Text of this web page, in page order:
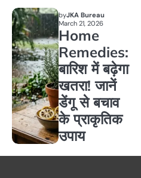
byJKA Bureau
March 21, 2026
Home
Remedies:
बारिश में बढ़ेगा
खतरा! जानें
डेंगू से बचाव
के प्राकृतिक
उपाय